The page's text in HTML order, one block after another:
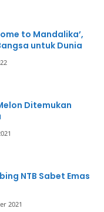
to Mandalika’,
untuk Dunia
Ditemukan
NTB Sabet Emas
2021